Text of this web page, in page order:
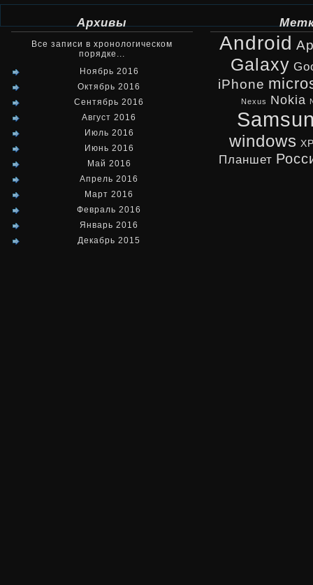
Архивы
Все записи в хронологическом
порядке...
Ноябрь 2016
Октябрь 2016
Сентябрь 2016
Август 2016
Июль 2016
Июнь 2016
Май 2016
Апрель 2016
Март 2016
Февраль 2016
Январь 2016
Декабрь 2015
Android
Galaxy
iPhone
Nexus Nokia
windows
Планшет